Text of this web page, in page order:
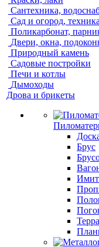
Сантехника,
Сад и огород,
Поликарбонат,
Двери, окна,
Природный камень
Садовые постройки
Печи и котлы
Дымоходы
Дрова и брикеты
Брус